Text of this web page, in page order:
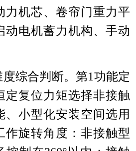
力机芯、卷帘门重力平
动电机蓄力机构、手动
综合判断。第1功能定
定复位力矩选择非接触
、小型化安装空间选用
作旋转角度：非接触型